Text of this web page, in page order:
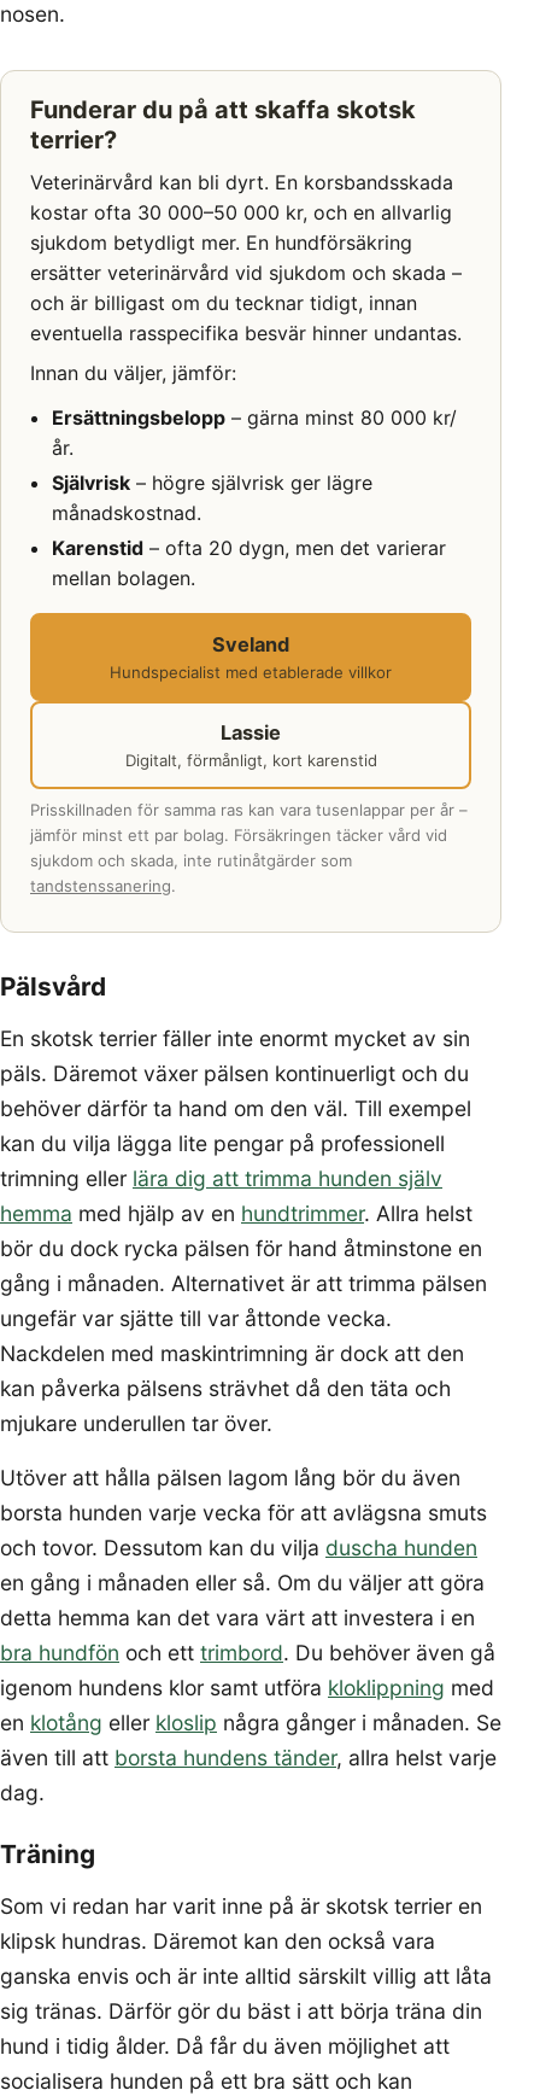
nosen.
Funderar du på att skaffa skotsk
terrier?
Veterinärvård kan bli dyrt. En korsbandsskada
kostar ofta 30 000–50 000 kr, och en allvarlig
sjukdom betydligt mer. En hundförsäkring
ersätter veterinärvård vid sjukdom och skada –
och är billigast om du tecknar tidigt, innan
eventuella rasspecifika besvär hinner undantas.
Innan du väljer, jämför:
Ersättningsbelopp– gärna minst 80 000 kr/
år.
Självrisk– högre självrisk ger lägre
månadskostnad.
Karenstid– ofta 20 dygn, men det varierar
mellan bolagen.
Sveland
Hundspecialist med etablerade villkor
Lassie
Digitalt, förmånligt, kort karenstid
Prisskillnaden för samma ras kan vara tusenlappar per år –
jämför minst ett par bolag. Försäkringen täcker vård vid
sjukdom och skada, inte rutinåtgärder som
tandstenssanering.
Pälsvård
En skotsk terrier fäller inte enormt mycket av sin
päls. Däremot växer pälsen kontinuerligt och du
behöver därför ta hand om den väl. Till exempel
kan du vilja lägga lite pengar på professionell
trimning eller lära dig att trimma hunden själv
hemma med hjälp av en hundtrimmer. Allra helst
bör du dock rycka pälsen för hand åtminstone en
gång i månaden. Alternativet är att trimma pälsen
ungefär var sjätte till var åttonde vecka.
Nackdelen med maskintrimning är dock att den
kan påverka pälsens strävhet då den täta och
mjukare underullen tar över.
Utöver att hålla pälsen lagom lång bör du även
borsta hunden varje vecka för att avlägsna smuts
och tovor. Dessutom kan du vilja duscha hunden
en gång i månaden eller så. Om du väljer att göra
detta hemma kan det vara värt att investera i en
bra hundfön och ett trimbord. Du behöver även gå
igenom hundens klor samt utföra kloklippning med
en klotång eller kloslip några gånger i månaden. Se
även till att borsta hundens tänder, allra helst varje
dag.
Träning
Som vi redan har varit inne på är skotsk terrier en
klipsk hundras. Däremot kan den också vara
ganska envis och är inte alltid särskilt villig att låta
sig tränas. Därför gör du bäst i att börja träna din
hund i tidig ålder. Då får du även möjlighet att
socialisera hunden på ett bra sätt och kan